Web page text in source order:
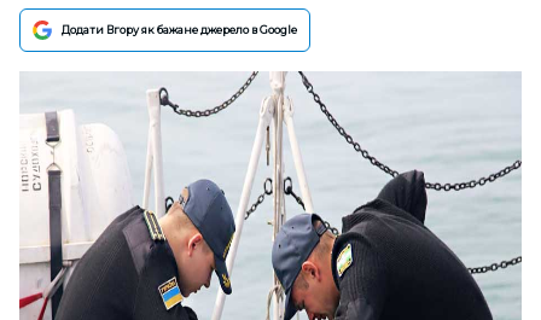
Додати Вгору як бажане джерело в Google